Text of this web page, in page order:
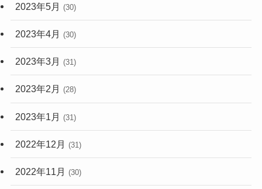
2023年5月 (30)
2023年4月 (30)
2023年3月 (31)
2023年2月 (28)
2023年1月 (31)
2022年12月 (31)
2022年11月 (30)